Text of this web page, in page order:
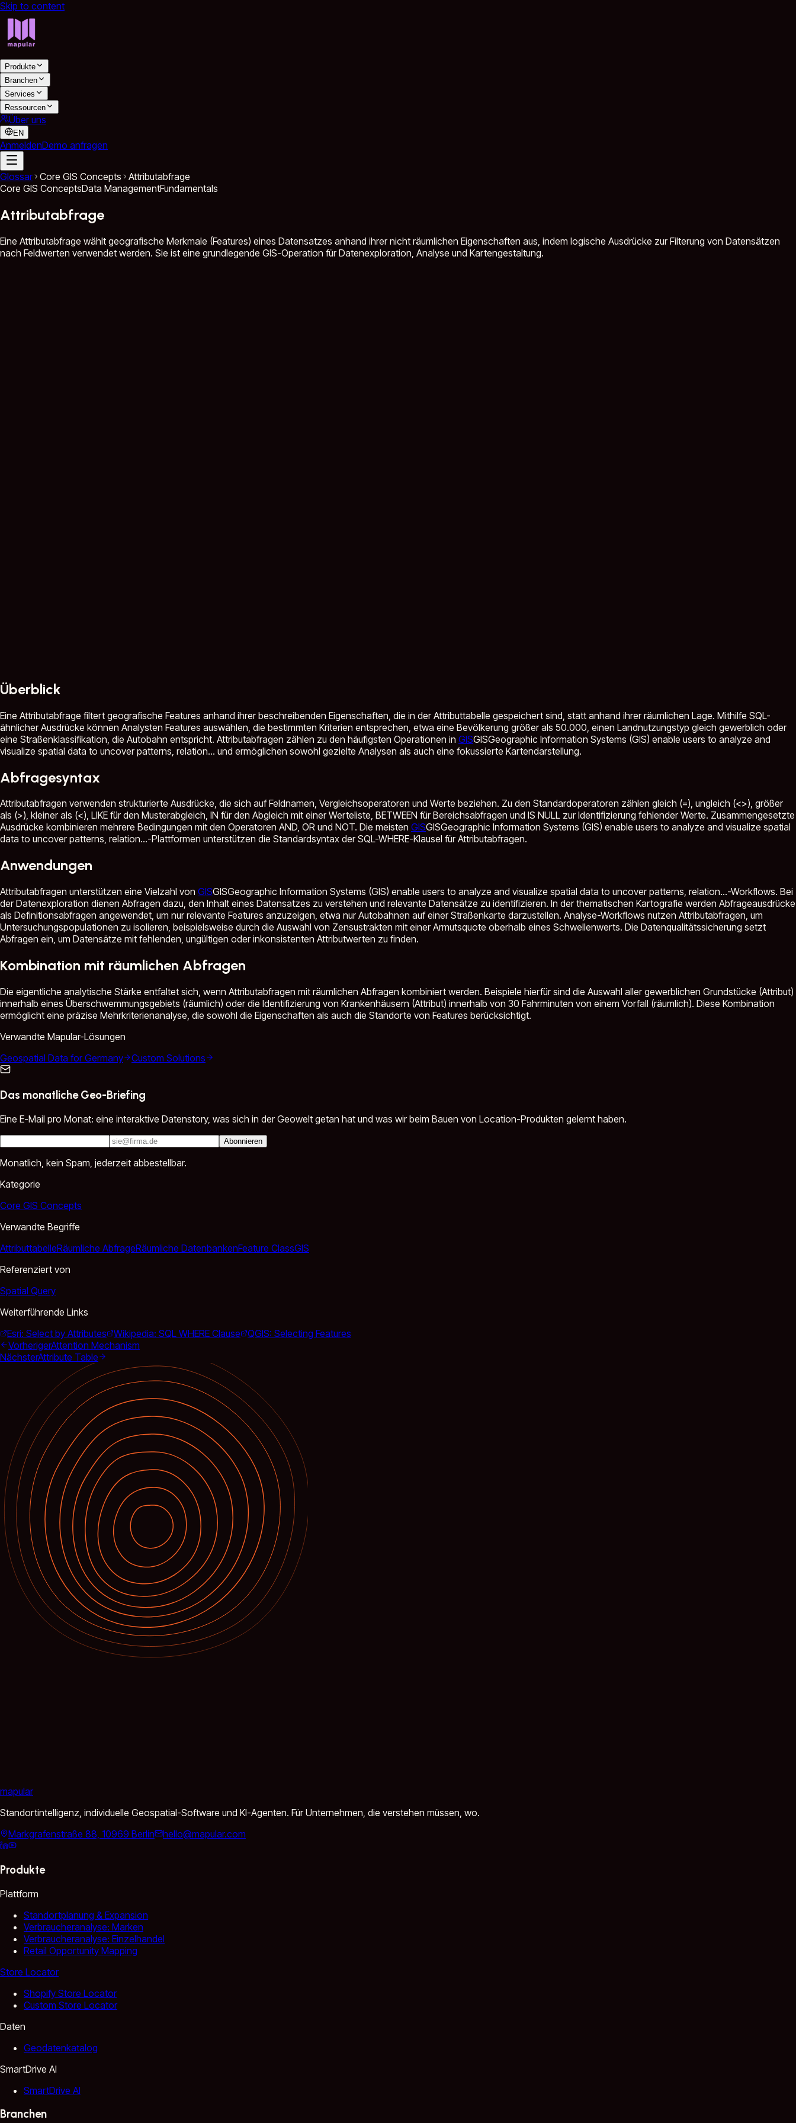
Skip to content
Produkte
Branchen
Services
Ressourcen
Über uns
EN
AnmeldenDemo anfragen
Glossar Core GIS Concepts
Attributabfrage
Core GIS ConceptsData ManagementFundamentals
Attributabfrage
Eine Attributabfrage wählt geografische Merkmale (Features) eines Datensatzes anhand ihrer nicht räumlichen Eigenschaften aus, indem logische Ausdrücke zur Filterung von Datensätzen
nach Feldwerten verwendet werden. Sie ist eine grundlegende GIS-Operation für Datenexploration, Analyse und Kartengestaltung.
Überblick
Eine Attributabfrage filtert geografische Features anhand ihrer beschreibenden Eigenschaften, die in der Attributtabelle gespeichert sind, statt anhand ihrer räumlichen Lage. Mithilfe SQL-
ähnlicher Ausdrücke können Analysten Features auswählen, die bestimmten Kriterien entsprechen, etwa eine Bevölkerung größer als 50.000, einen Landnutzungstyp gleich gewerblich oder
eine Straßenklassifikation, die Autobahn entspricht. Attributabfragen zählen zu den häufigsten Operationen in GISGISGeographic Information Systems (GIS) enable users to analyze and
visualize spatial data to uncover patterns, relation... und ermöglichen sowohl gezielte Analysen als auch eine fokussierte Kartendarstellung.
Abfragesyntax
Attributabfragen verwenden strukturierte Ausdrücke, die sich auf Feldnamen, Vergleichsoperatoren und Werte beziehen. Zu den Standardoperatoren zählen gleich (=), ungleich (<>), größer
als (>), kleiner als (<), LIKE für den Musterabgleich, IN für den Abgleich mit einer Werteliste, BETWEEN für Bereichsabfragen und IS NULL zur Identifizierung fehlender Werte. Zusammengesetzte
Ausdrücke kombinieren mehrere Bedingungen mit den Operatoren AND, OR und NOT. Die meisten GISGISGeographic Information Systems (GIS) enable users to analyze and visualize spatial
data to uncover patterns, relation...-Plattformen unterstützen die Standardsyntax der SQL-WHERE-Klausel für Attributabfragen.
Anwendungen
Attributabfragen unterstützen eine Vielzahl von GISGISGeographic Information Systems (GIS) enable users to analyze and visualize spatial data to uncover patterns, relation...-Workflows. Bei
der Datenexploration dienen Abfragen dazu, den Inhalt eines Datensatzes zu verstehen und relevante Datensätze zu identifizieren. In der thematischen Kartografie werden Abfrageausdrücke
als Definitionsabfragen angewendet, um nur relevante Features anzuzeigen, etwa nur Autobahnen auf einer Straßenkarte darzustellen. Analyse-Workflows nutzen Attributabfragen, um
Untersuchungspopulationen zu isolieren, beispielsweise durch die Auswahl von Zensustrakten mit einer Armutsquote oberhalb eines Schwellenwerts. Die Datenqualitätssicherung setzt
Abfragen ein, um Datensätze mit fehlenden, ungültigen oder inkonsistenten Attributwerten zu finden.
Kombination mit räumlichen Abfragen
Die eigentliche analytische Stärke entfaltet sich, wenn Attributabfragen mit räumlichen Abfragen kombiniert werden. Beispiele hierfür sind die Auswahl aller gewerblichen Grundstücke (Attribut)
innerhalb eines Überschwemmungsgebiets (räumlich) oder die Identifizierung von Krankenhäusern (Attribut) innerhalb von 30 Fahrminuten von einem Vorfall (räumlich). Diese Kombination
ermöglicht eine präzise Mehrkriterienanalyse, die sowohl die Eigenschaften als auch die Standorte von Features berücksichtigt.
Verwandte Mapular-Lösungen
Geospatial Data for Germany
Custom Solutions
Das monatliche Geo-Briefing
Eine E-Mail pro Monat: eine interaktive Datenstory, was sich in der Geowelt getan hat und was wir beim Bauen von Location-Produkten gelernt haben.
Abonnieren
Monatlich, kein Spam, jederzeit abbestellbar.
Kategorie
Core GIS Concepts
Verwandte Begriffe
AttributtabelleRäumliche AbfrageRäumliche DatenbankenFeature ClassGIS
Referenziert von
Spatial Query
Weiterführende Links
Esri: Select by Attributes
Wikipedia: SQL WHERE Clause
QGIS: Selecting Features
VorherigerAttention Mechanism
NächsterAttribute Table
mapular
Standortintelligenz, individuelle Geospatial-Software und KI-Agenten. Für Unternehmen, die verstehen müssen, wo.
Markgrafenstraße 88, 10969 Berlin
hello@mapular.com
Produkte
Plattform
Standortplanung & Expansion
Verbraucheranalyse: Marken
Verbraucheranalyse: Einzelhandel
Retail Opportunity Mapping
Store Locator
Shopify Store Locator
Custom Store Locator
Daten
Geodatenkatalog
SmartDrive AI
SmartDrive AI
Branchen